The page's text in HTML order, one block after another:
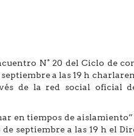
N° 20 del Ciclo de
a las 19 h
de la red social oficial
en tiempos de
septiembre a las 19 h el